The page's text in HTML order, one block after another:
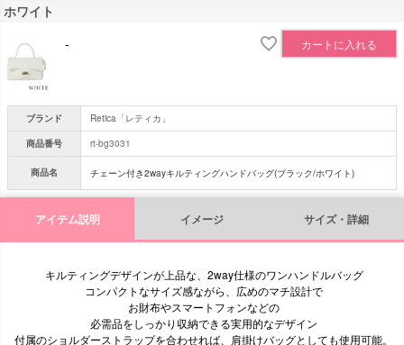
ホワイト
-
カートに入れる
ブランド
Retica「レティカ」
商品番号
rt-bg3031
商品名 チェーン付き2wayキルティングハンドバッグ(ブラック/ホワイト)
アイテム説明 イメージ サイズ・詳細
キルティングデザインが上品な、2way仕様のワンハンドルバッグ
コンパクトなサイズ感ながら、広めのマチ設計で
お財布やスマートフォンなどの
必需品をしっかり収納できる実用的なデザイン
付属のショルダーストラップを合わせれば、肩掛けバッグとしても使用可能。